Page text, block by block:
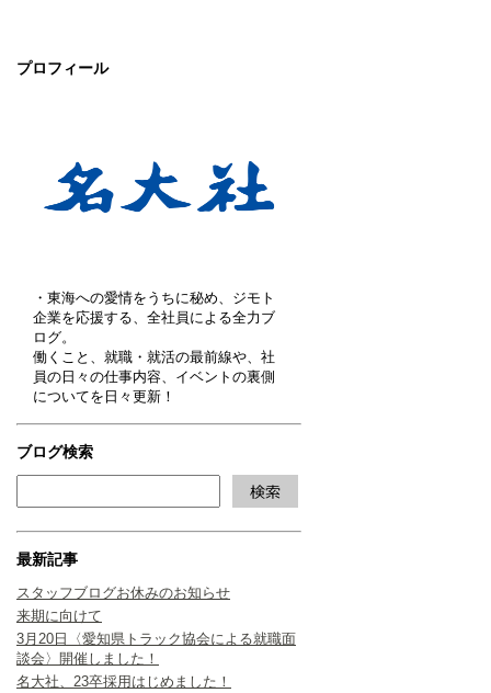
プロフィール
・東海への愛情をうちに秘め、ジモト
企業を応援する、全社員による全力ブ
ログ。
働くこと、就職・就活の最前線や、社
員の日々の仕事内容、イベントの裏側
についてを日々更新！
ブログ検索
最新記事
スタッフブログお休みのお知らせ
来期に向けて
3月20日〈愛知県トラック協会による就職面
談会〉開催しました！
名大社、23卒採用はじめました！